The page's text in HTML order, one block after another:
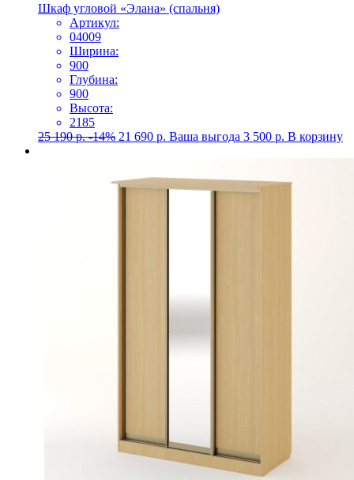
Шкаф угловой «Элана» (спальня)
Артикул:
04009
Ширина:
900
Глубина:
900
Высота:
2185
25 190р. -14% 21 690 р. Ваша выгода 3 500 р. В корзину